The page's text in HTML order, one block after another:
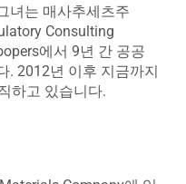
녀는 매사추세츠주
Consulting
에서 9년 간 공공
. 2012년 이후 지금까지
하고 있습니다.